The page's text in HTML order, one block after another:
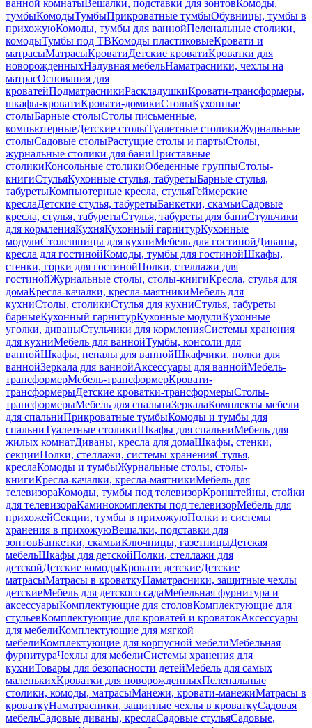
ванной комнатыВешалки, подставки для зонтовКомоды,
тумбыКомодыТумбыПрикроватные тумбыОбувницы, тумбы в
прихожуюКомоды, тумбы для ваннойПеленальные столики,
комодыТумбы под ТВКомоды пластиковыеКровати и
матрасыМатрасыКроватиДетские кроватиКроватки для
новорожденныхНадувная мебельНаматрасники, чехлы на
матрасОснования для
кроватейПодматрасникиРаскладушкиКровати-трансформеры,
шкафы-кроватиКровати-домикиСтолыКухонные
столыБарные столыСтолы письменные,
компьютерныеДетские столыТуалетные столикиЖурнальные
столыСадовые столыРастущие столы и партыСтолы,
журнальные столики для баниПриставные
столикиКонсольные столикиОбеденные группыСтолы-
книгиСтульяКухонные стулья, табуретыБарные стулья,
табуретыКомпьютерные кресла, стульяГеймерские
креслаДетские стулья, табуретыБанкетки, скамьиСадовые
кресла, стулья, табуретыСтулья, табуреты для баниСтульчики
для кормленияКухняКухонный гарнитурКухонные
модулиСтолешницы для кухниМебель для гостинойДиваны,
кресла для гостинойКомоды, тумбы для гостинойШкафы,
стенки, горки для гостинойПолки, стеллажи для
гостинойЖурнальные столы, столы-книгиКресла, стулья для
домаКресла-качалки, кресла-маятникиМебель для
кухниСтолы, столикиСтулья для кухниСтулья, табуреты
барныеКухонный гарнитурКухонные модулиКухонные
уголки, диваныСтульчики для кормленияСистемы хранения
для кухниМебель для ваннойТумбы, консоли для
ваннойШкафы, пеналы для ваннойШкафчики, полки для
ваннойЗеркала для ваннойАксессуары для ваннойМебель-
трансформерМебель-трансформерКровати-
трансформерыДетские кроватки-трансформерыСтолы-
трансформерыМебель для спальниЗеркалаКомплекты мебели
для спальниПрикроватные тумбыКомоды и тумбы для
спальниТуалетные столикиШкафы для спальниМебель для
жилых комнатДиваны, кресла для домаШкафы, стенки,
секцииПолки, стеллажи, системы храненияСтулья,
креслаКомоды и тумбыЖурнальные столы, столы-
книгиКресла-качалки, кресла-маятникиМебель для
телевизораКомоды, тумбы под телевизорКронштейны, стойки
для телевизораКаминокомплекты под телевизорМебель для
прихожейСекции, тумбы в прихожуюПолки и системы
хранения в прихожуюВешалки, подставки для
зонтовБанкетки, скамьиКлючницы, газетницыДетская
мебельШкафы для детскойПолки, стеллажи для
детскойДетские комодыКровати детскиеДетские
матрасыМатрасы в кроваткуНаматрасники, защитные чехлы
детскиеМебель для детского садаМебельная фурнитура и
аксессуарыКомплектующие для столовКомплектующие для
стульевКомплектующие для кроватей и кроватокАксессуары
для мебелиКомплектующие для мягкой
мебелиКомплектующие для корпусной мебелиМебельная
фурнитураЧехлы для мебелиСистемы хранения для
кухниТовары для безопасности детейМебель для самых
маленькихКроватки для новорожденныхПеленальные
столики, комоды, матрасыМанежи, кровати-манежиМатрасы в
кроваткуНаматрасники, защитные чехлы в кроваткуСадовая
мебельСадовые диваны, креслаСадовые стульяСадовые,